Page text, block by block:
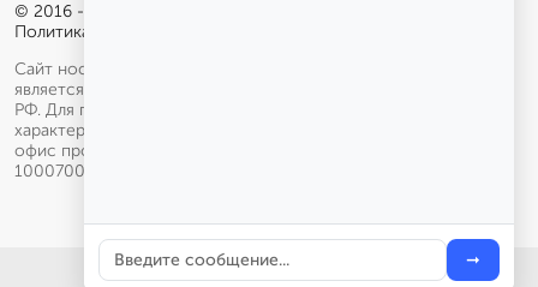
© 2016 - 2026 гг.
Политика конфиденциальности
Сайт носит исключительно информационный характер и не
является публичной офертой, определяемой положениями ГК
РФ. Для получения подробной информации о наличии, видах,
характеристиках и стоимости услуг и товаров обращайтесь в
офис продаж.
100070006.
➞